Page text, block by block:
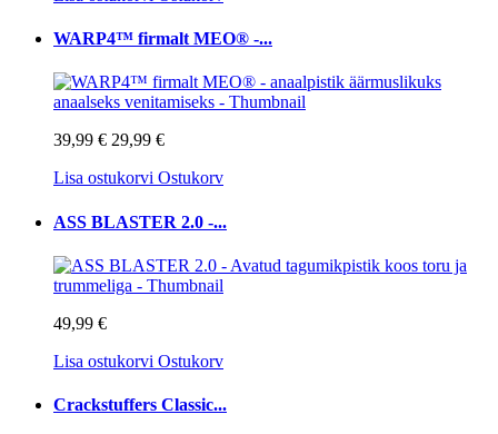
WARP4™ firmalt MEO® -...
39,99 € 29,99 €
Lisa ostukorvi Ostukorv
ASS BLASTER 2.0 -...
49,99 €
Lisa ostukorvi Ostukorv
Crackstuffers Classic...